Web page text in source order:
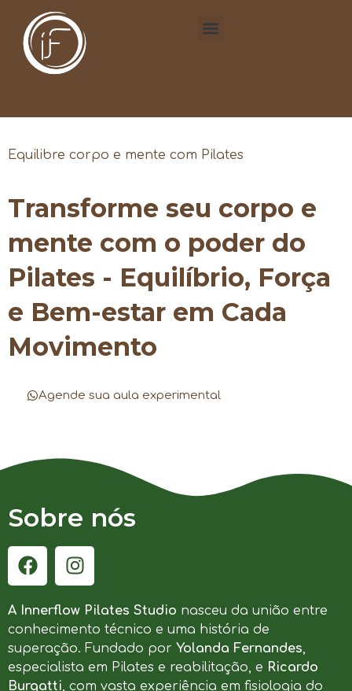
Equilibre corpo e mente com Pilates
Transforme seu corpo e
mente com o poder do
Pilates - Equilíbrio, Força
e Bem-estar em Cada
Movimento
Agende sua aula experimental
Sobre nós
A Innerflow Pilates Studio nasceu da união entre
conhecimento técnico e uma história de
superação. Fundado por Yolanda Fernandes,
especialista em Pilates e reabilitação, e Ricardo
Burgatti, com vasta experiência em fisiologia do